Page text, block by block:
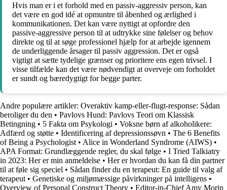
Hvis man er i et forhold med en passiv-aggressiv person, kan
det være en god idé at opmuntre til åbenhed og ærlighed i
kommunikationen. Det kan være nyttigt at opfordre den
passive-aggressive person til at udtrykke sine følelser og behov
direkte og til at søge professionel hjælp for at arbejde igennem
de underliggende årsager til passiv aggression. Det er også
vigtigt at sætte tydelige grænser og prioritere ens egen trivsel. I
visse tilfælde kan det være nødvendigt at overveje om forholdet
er sundt og bæredygtigt for begge parter.
Andre populære artikler: Overaktiv kamp-eller-flugt-response: Sådan
beroliger du den • Pavlovs Hund: Pavlovs Teori om Klassisk
Betingning • 5 Fakta om Psykologi • Voksne børn af alkoholikere:
Adfærd og støtte • Identificering af depressionssøvn • The 6 Benefits
of Being a Psychologist • Alice in Wonderland Syndrome (AIWS) •
APA Format: Grundlæggende regler, du skal følge • I Tried Talkiatry
in 2023: Her er min anmeldelse • Her er hvordan du kan få din partner
til at føle sig speciel • Sådan finder du en terapeut: En guide til valg af
terapeut • Genetiske og miljømæssige påvirkninger på intelligens •
Overview of Personal Construct Theory • Editor-in-Chief Amy Morin